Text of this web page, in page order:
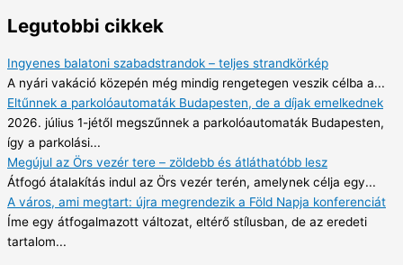
Legutobbi cikkek
Ingyenes balatoni szabadstrandok – teljes strandkörkép
A nyári vakáció közepén még mindig rengetegen veszik célba a...
Eltűnnek a parkolóautomaták Budapesten, de a díjak emelkednek
2026. július 1-jétől megszűnnek a parkolóautomaták Budapesten,
így a parkolási...
Megújul az Örs vezér tere – zöldebb és átláthatóbb lesz
Átfogó átalakítás indul az Örs vezér terén, amelynek célja egy...
A város, ami megtart: újra megrendezik a Föld Napja konferenciát
Íme egy átfogalmazott változat, eltérő stílusban, de az eredeti
tartalom...